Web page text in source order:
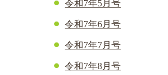
​令和7年5月号
令和7年6月号
令和7年7月号
令和7年8月号